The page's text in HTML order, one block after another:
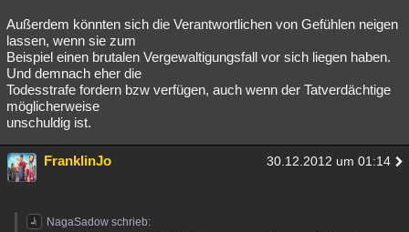
Außerdem könnten sich die Verantwortlichen von Gefühlen neigen
lassen, wenn sie zum
Beispiel einen brutalen Vergewaltigungsfall vor sich liegen haben.
Und demnach eher die
Todesstrafe fordern bzw verfügen, auch wenn der Tatverdächtige
möglicherweise
unschuldig ist.
FranklinJo 30.12.2012 um 01:14
NagaSadow schrieb: